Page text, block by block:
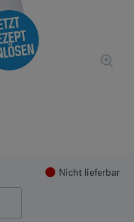
Nicht lieferbar